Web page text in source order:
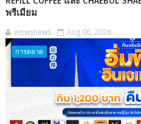
พรีเมียม
wowsnews Aug 06, 2026
การตลาด